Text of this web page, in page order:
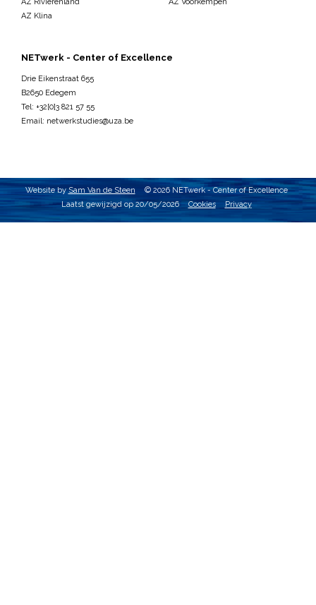
AZ Klina
NETwerk - Center of Excellence
Drie Eikenstraat 655
B2650 Edegem
Tel: +32[0]3 821 57 55
Email: netwerkstudies@uza.be
Website bySam Van de Steen
© 2026 NETwerk - Center of Excellence
Laatst gewijzigd op 20/05/2026
Cookies Privacy